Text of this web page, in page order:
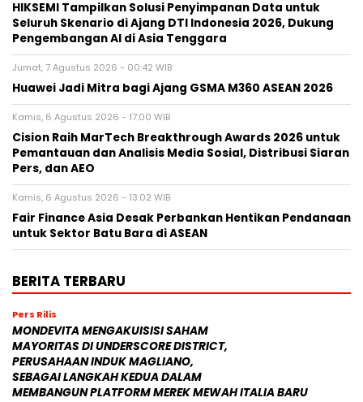
HIKSEMI Tampilkan Solusi Penyimpanan Data untuk
Seluruh Skenario di Ajang DTI Indonesia 2026, Dukung
Pengembangan AI di Asia Tenggara
Jumat, 7 Agustus 2026 - 00:42 WIB
Huawei Jadi Mitra bagi Ajang GSMA M360 ASEAN 2026
Kamis, 6 Agustus 2026 - 17:00 WIB
Cision Raih MarTech Breakthrough Awards 2026 untuk
Pemantauan dan Analisis Media Sosial, Distribusi Siaran
Pers, dan AEO
Kamis, 6 Agustus 2026 - 13:02 WIB
Fair Finance Asia Desak Perbankan Hentikan Pendanaan
untuk Sektor Batu Bara di ASEAN
BERITA TERBARU
Pers Rilis
MONDEVITA MENGAKUISISI SAHAM
MAYORITAS DI UNDERSCORE DISTRICT,
PERUSAHAAN INDUK MAGLIANO,
SEBAGAI LANGKAH KEDUA DALAM
MEMBANGUN PLATFORM MEREK MEWAH ITALIA BARU